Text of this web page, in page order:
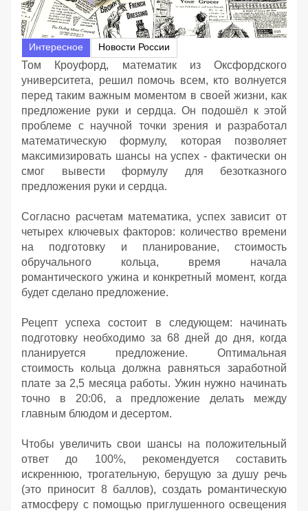
Интересное Новости России
Том Кроуфорд, математик из Оксфордского
университета, решил помочь всем, кто волнуется
перед таким важным моментом в своей жизни, как
предложение руки и сердца. Он подошёл к этой
проблеме с научной точки зрения и разработал
математическую формулу, которая позволяет
максимизировать шансы на успех - фактически он
смог вывести формулу для безотказного
предложения руки и сердца.
Согласно расчетам математика, успех зависит от
четырех ключевых факторов: количество времени
на подготовку и планирование, стоимость
обручального кольца, время начала
романтического ужина и конкретный момент, когда
будет сделано предложение.
Рецепт успеха состоит в следующем: начинать
подготовку необходимо за 68 дней до дня, когда
планируется предложение. Оптимальная
стоимость кольца должна равняться заработной
плате за 2,5 месяца работы. Ужин нужно начинать
точно в 20:06, а предложение делать между
главным блюдом и десертом.
Чтобы увеличить свои шансы на положительный
ответ до 100%, рекомендуется составить
искреннюю, трогательную, берущую за душу речь
(это приносит 8 баллов), создать романтическую
атмосферу с помощью приглушенного освещения